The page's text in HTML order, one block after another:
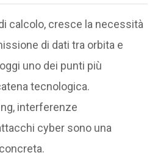
calcolo, cresce la necessità
di dati tra orbita e
uno dei punti più
tecnologica.
interferenze
cyber sono una